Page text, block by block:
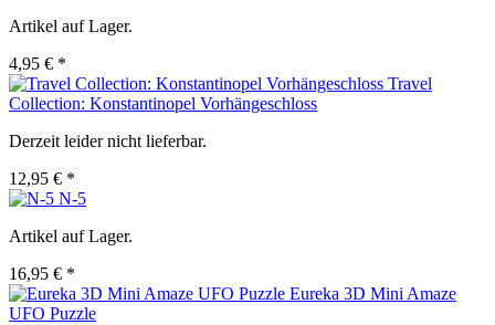
Artikel auf Lager.
4,95 € *
Travel
Collection: Konstantinopel Vorhängeschloss
Derzeit leider nicht lieferbar.
12,95 € *
N-5
Artikel auf Lager.
16,95 € *
Eureka 3D Mini Amaze
UFO Puzzle